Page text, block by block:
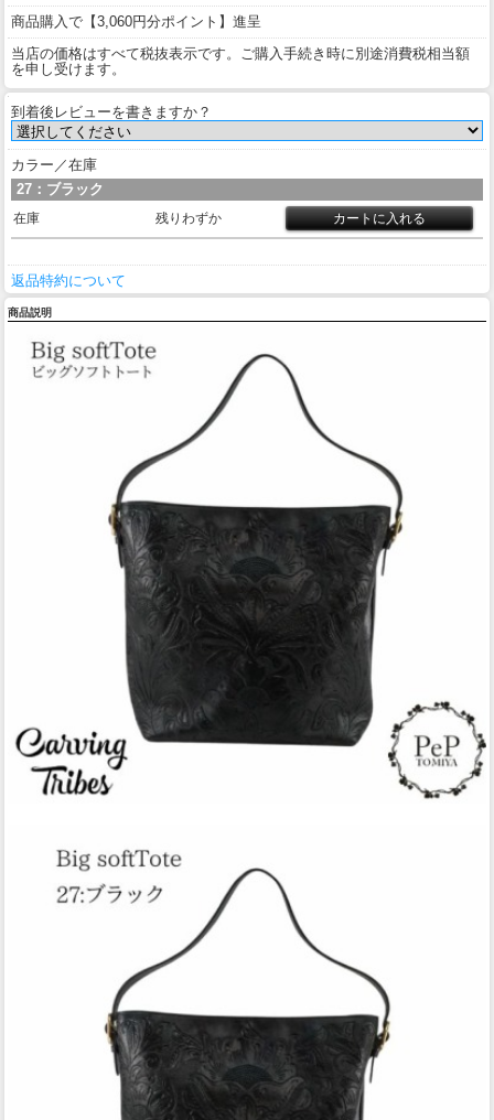
商品購入で【3,060円分ポイント】進呈
当店の価格はすべて税抜表示です。ご購入手続き時に別途消費税相当額
を申し受けます。
到着後レビューを書きますか？
カラー／在庫
27：ブラック
在庫 残りわずか
返品特約について
商品説明